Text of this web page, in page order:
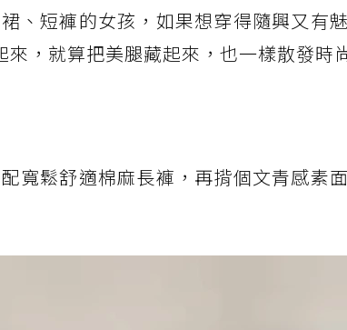
、短褲的女孩，如果想穿得隨興又有
來，就算把美腿藏起來，也一樣散發時
寬鬆舒適棉麻長褲，再揹個文青感素